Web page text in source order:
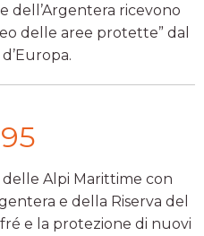
dell’Argentera ricevono
delle aree protette” dal
Alpi Marittime con
e della Riserva del
e la protezione di nuovi